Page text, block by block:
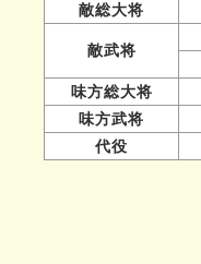
敵総大将
敵武将
味方総大将
味方武将
代役